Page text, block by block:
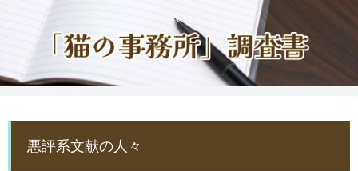
悪評系文献の人々